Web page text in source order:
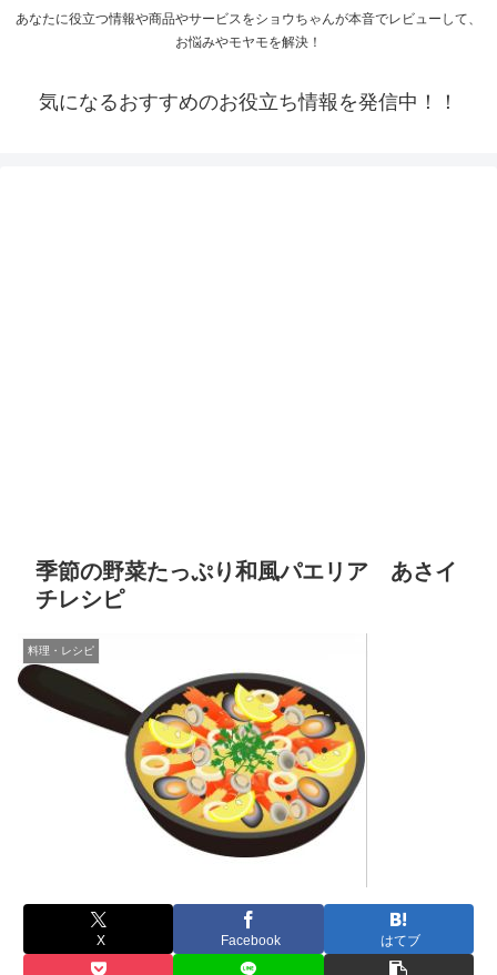
あなたに役立つ情報や商品やサービスをショウちゃんが本音でレビューして、
お悩みやモヤモを解決！
気になるおすすめのお役立ち情報を発信中！！
季節の野菜たっぷり和風パエリア あさイ
チレシピ
料理・レシピ
X Facebook はてブ